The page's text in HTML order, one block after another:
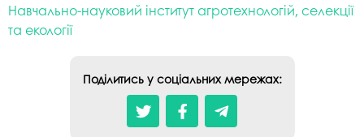
Навчально-науковий інститут агротехнологій, селекції
та екології
Поділитись у соціальних мережах: